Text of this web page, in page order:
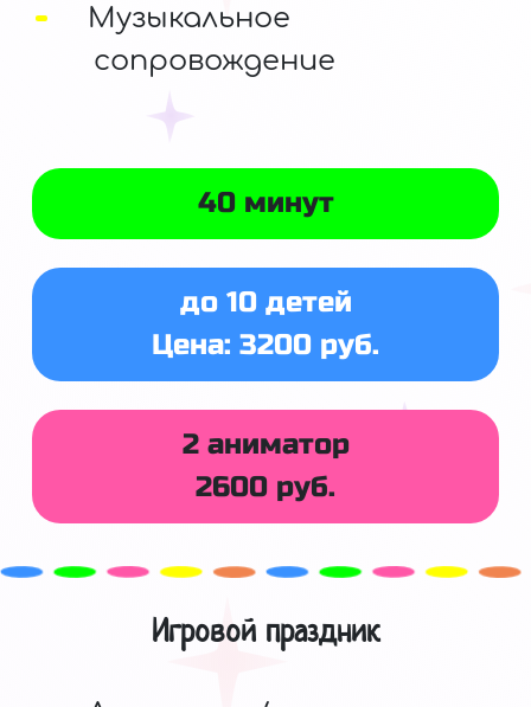
Музыкальное
сопровождение
40 минут
до 10 детей
Цена: 3200 руб.
2 аниматор
2600 руб.
Игровой праздник